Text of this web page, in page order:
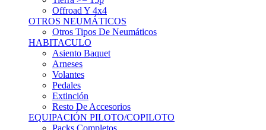
OTROS NEUMÁTICOS
Otros Tipos De Neumáticos
HABITACULO
Asiento Baquet
Arneses
Volantes
Pedales
Extinción
Resto De Accesorios
EQUIPACIÓN PILOTO/COPILOTO
Packs Completos
Monos De Competición